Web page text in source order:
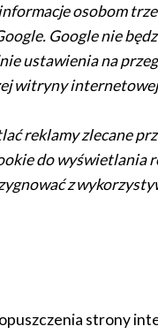
osobom
Google nie
ustawienia na
witryny
reklamy zlecane
do
z
strony